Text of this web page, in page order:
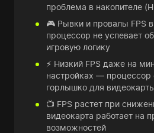
проблема в накопителе
🎮 Рывки и провалы FPS
процессор не успевает
игровую логику
⚡ Низкий FPS даже на
настройках — процессор
горлышко для
📺 FPS растет при
видеокарта работает на
возможностей